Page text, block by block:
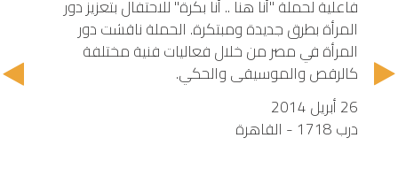
فاعلية لحملة "أنا هنا .. أنا بكرة" للاحتفال بتعزيز دور
المرأة بطرق جديدة ومبتكرة. الحملة ناقشت دور
المرأة في مصر من خلال فعاليات فنية مختلفة
كالرقص والموسيقى والحكي.
26 أبريل 2014
درب 1718 - القاهرة